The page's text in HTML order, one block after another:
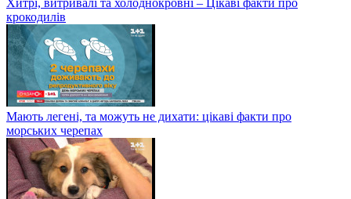
крокодилів
Мають легені, та можуть не дихати: цікаві факти про
морських черепах